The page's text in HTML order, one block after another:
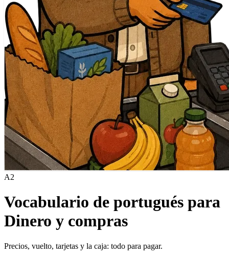
A2
Vocabulario de portugués para
Dinero y compras
Precios, vuelto, tarjetas y la caja: todo para pagar.